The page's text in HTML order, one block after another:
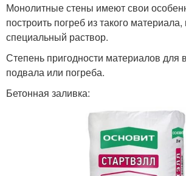
Монолитные стены имеют свои
построить погреб из такого
специальный раствор.
Степень пригодности материалов для
подвала или погреба.
Бетонная заливка: